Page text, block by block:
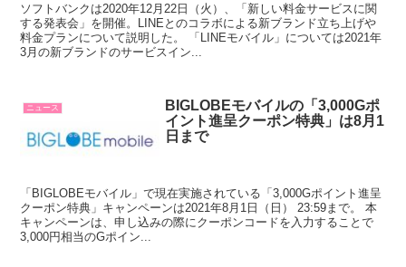
ソフトバンクは2020年12月22日（火）、「新しい料金サービスに関
する発表会」を開催。LINEとのコラボによる新ブランド立ち上げや
料金プランについて説明した。 「LINEモバイル」については2021年
3月の新ブランドのサービスイン...
ニュース
BIGLOBEモバイルの「3,000Gポ
イント進呈クーポン特典」は8月1
日まで
「BIGLOBEモバイル」で現在実施されている「3,000Gポイント進呈
クーポン特典」キャンペーンは2021年8月1日（日） 23:59まで。 本
キャンペーンは、申し込みの際にクーポンコードを入力することで
3,000円相当のGポイン...